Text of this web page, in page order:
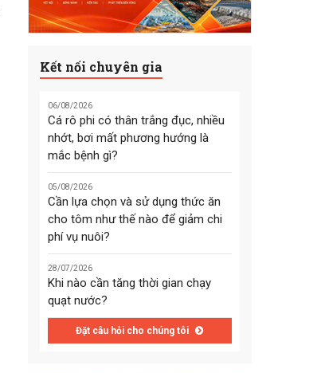
Kết nối chuyên gia
06/08/2026
Cá rô phi có thân trắng đục, nhiều
nhớt, bơi mất phương hướng là
mắc bệnh gì?
05/08/2026
Cần lựa chọn và sử dụng thức ăn
cho tôm như thế nào để giảm chi
phí vụ nuôi?
28/07/2026
Khi nào cần tăng thời gian chạy
quạt nước?
Đặt câu hỏi cho chúng tôi